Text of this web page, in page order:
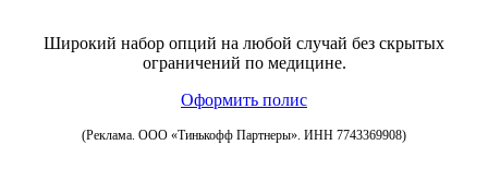
Широкий набор опций на любой случай без скрытых
ограничений по медицине.
Оформить полис
(Реклама. ООО «Тинькофф Партнеры». ИНН 7743369908)